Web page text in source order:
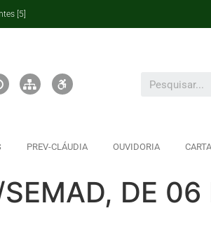
[5]
PREV-CLÁUDIA OUVIDORIA
DE 06